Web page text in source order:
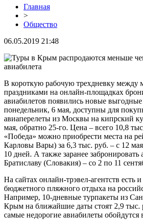
Главная
>
Общество
06.05.2019 21:48
В короткую рабочую трехдневку между
праздниками на онлайн-площадках
авиабилетов появились новые
понедельник, 6 мая, доступны для
авиаперелеты из Москвы на кипрский
мая, обратно 25-го. Цена – всего 10,8
«Победа» можно приобрести места на
Карловы Вары) за 6,3 тыс. руб. – с 12
10 дней. А также заранее забронировать
Братиславу (Словакия) – со 2 по 11
На сайтах онлайн-трэвел-агентств есть
бюджетного пляжного отдыха на
Например, 10-дневные турпакеты из
Крым на ближайшие даты стоят 2,9 тыс.
самые недорогие авиабилеты обойдутся